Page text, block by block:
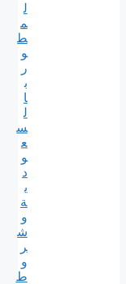
ل
م
ط
و
ر
ب
ا
ل
س
ع
و
د
ي
ة
و
ش
ر
و
ط